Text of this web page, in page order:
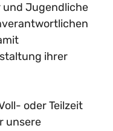
und Jugendliche
ihrer
oder Teilzeit
unsere